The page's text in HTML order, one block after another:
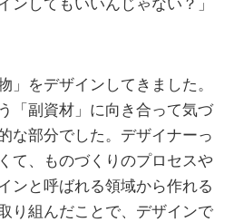
」をデザインしてきました。
「副資材」に向き合って気づ
な部分でした。デザイナーっ
て、ものづくりのプロセスや
ンと呼ばれる領域から作れる
り組んだことで、デザインで